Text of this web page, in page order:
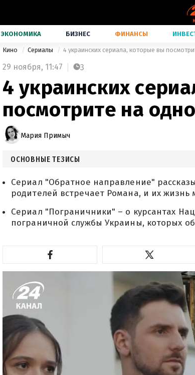
ЭКОНОМИКА БИЗНЕС ФИНАНСЫ
Кино Сериалы 4 украинских сериала, которые вы
29 ноября, 11:47 3
4 украинских
посмотрите на
Мария Примыч
ОСНОВНЫЕ ТЕЗИСЫ
Сериал "Обратное направление"
родителей встречает Романа, и их жизнь
Сериал "Пограничники" – о курсантах
пограничной службы Украины, которых